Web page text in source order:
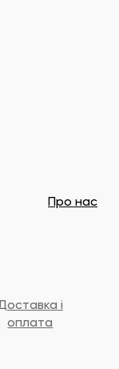
Про нас
і
оплата